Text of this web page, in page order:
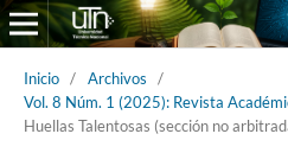
Inicio / Archivos
/
Vol. 8 Núm. 1 (2025): Revista
Huellas Talentosas (sección no